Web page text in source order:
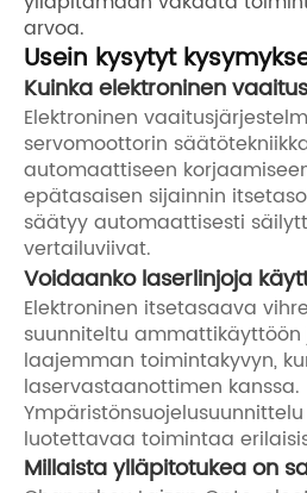
arvoa.
Usein kysytyt
Kuinka elektroninen
Elektroninen
servomoottorin
automaattiseen
epätasaisen sijainnin
säätyy automaattisesti
vertailuviivat.
Voidaanko laserlinjoja
Elektroninen itsetasaava
suunniteltu
laajemman toimintakyvyn,
laservastaanottimen kanssa.
luotettavaa toimintaa
Millaista ylläpitotukea on